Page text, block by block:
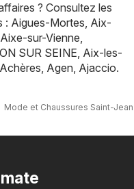
? Consultez les
: Aigues-Mortes, Aix-
Aixe-sur-Vienne,
SUR SEINE, Aix-les-
Achères, Agen, Ajaccio.
Mode et Chaussures Saint-